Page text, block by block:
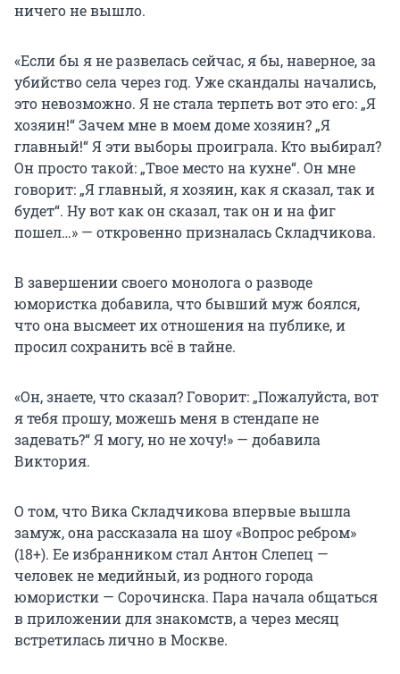
ничего не вышло.
«Если бы я не развелась сейчас, я бы, наверное, за
убийство села через год. Уже скандалы начались,
это невозможно. Я не стала терпеть вот это его: „Я
хозяин!“ Зачем мне в моем доме хозяин? „Я
главный!“ Я эти выборы проиграла. Кто выбирал?
Он просто такой: „Твое место на кухне“. Он мне
говорит: „Я главный, я хозяин, как я сказал, так и
будет“. Ну вот как он сказал, так он и на фиг
пошел…» — откровенно призналась Складчикова.
В завершении своего монолога о разводе
юмористка добавила, что бывший муж боялся,
что она высмеет их отношения на публике, и
просил сохранить всё в тайне.
«Он, знаете, что сказал? Говорит: „Пожалуйста, вот
я тебя прошу, можешь меня в стендапе не
задевать?“ Я могу, но не хочу!» — добавила
Виктория.
О том, что Вика Складчикова впервые вышла
замуж, она рассказала на шоу «Вопрос ребром»
(18+). Ее избранником стал Антон Слепец —
человек не медийный, из родного города
юмористки — Сорочинска. Пара начала общаться
в приложении для знакомств, а через месяц
встретилась лично в Москве.